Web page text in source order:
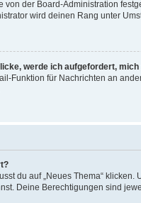
von der Board-Administration
wird deinen Rang unter
werde ich aufgefordert, mich
Funktion für Nachrichten an
du auf „Neues Thema“
Deine Berechtigungen sind